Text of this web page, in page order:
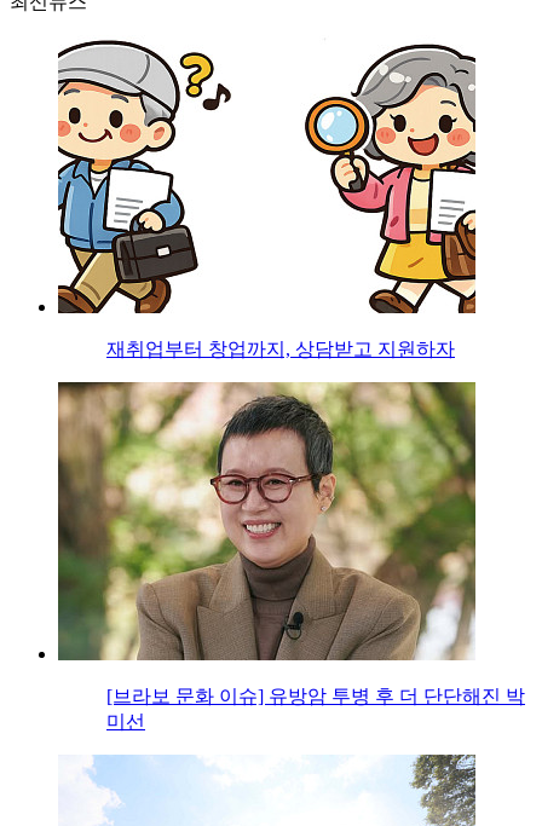
재취업부터 창업까지, 상담받고 지원하자
[브라보 문화 이슈] 유방암 투병 후 더 단단해진 박
미선